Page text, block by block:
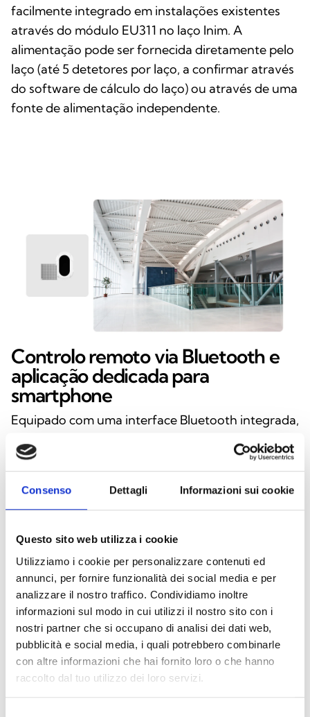
Consenso Dettagli Informazioni sui cookie
Questo sito web utilizza i cookie
Utilizziamo i cookie per personalizzare contenuti ed
annunci, per fornire funzionalità dei social media e per
analizzare il nostro traffico. Condividiamo inoltre
informazioni sul modo in cui utilizzi il nostro sito con i
nostri partner che si occupano di analisi dei dati web,
pubblicità e social media, i quali potrebbero combinarle
con altre informazioni che hai fornito loro o che hanno
raccolto dal tuo utilizzo dei loro servizi.
facilmente integrado em instalações existentes
através do módulo EU311 no laço Inim. A
alimentação pode ser fornecida diretamente pelo
laço (até 5 detetores por laço, a confirmar através
do software de cálculo do laço) ou através de uma
fonte de alimentação independente.
Controlo remoto via Bluetooth e
aplicação dedicada para
smartphone
Equipado com uma interface Bluetooth integrada,
o detetor permite a gestão remota através de
uma aplicação gratuita disponível para
monitorizar em tempo real o estado do
funcionamento e definir a sensibilidade do sensor
através dos DIP‑switches internos. O utilizador
pode ainda selecionar entre o modo de
autorreinicialização ou o modo de retenção de
alarme, adaptando o comportamento do sistema
às necessidades específicas do ambiente. Esta
versatilidade torna o detetor ideal para aplicações
em ambientes industriais, armazéns ou grandes